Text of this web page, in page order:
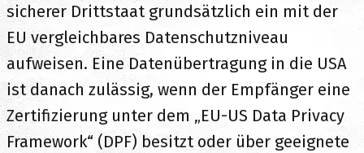
sicherer Drittstaat grundsätzlich ein mit der
EU vergleichbares Datenschutzniveau
aufweisen. Eine Datenübertragung in die USA
ist danach zulässig, wenn der Empfänger eine
Zertifizierung unter dem „EU-US Data Privacy
Framework“ (DPF) besitzt oder über geeignete